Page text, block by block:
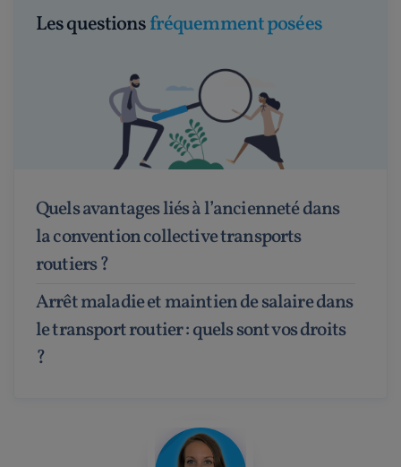
Les questionsfréquemment posées
Quels avantages liés à l’ancienneté dans
la convention collective transports
routiers ?
Arrêt maladie et maintien de salaire dans
le transport routier : quels sont vos droits
?